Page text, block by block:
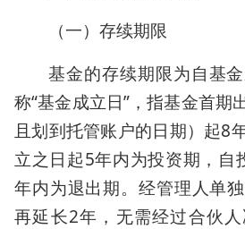
（一）存续期限
基金的存续期限为自基
称“基金成立日”，指基金首期
且划到托管账户的日期）起8
立之日起5年内为投资期，自
年内为退出期。经管理人单
再延长2年，无需经过合伙